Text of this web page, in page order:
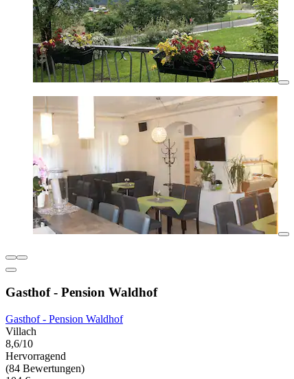
Gasthof - Pension Waldhof
Gasthof - Pension Waldhof
Villach
8,6/10
Hervorragend
(84 Bewertungen)